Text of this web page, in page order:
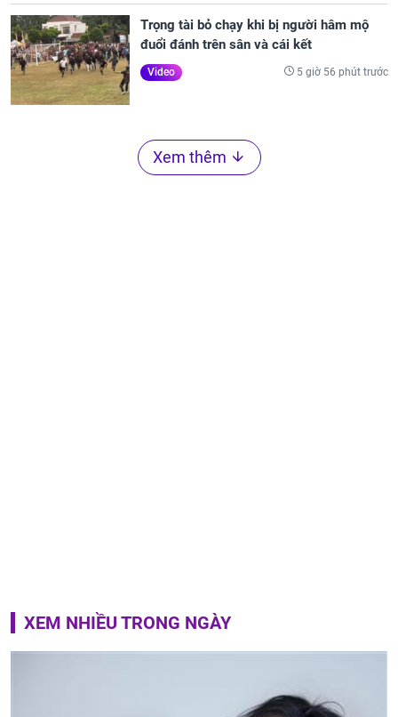
Trọng tài bỏ chạy khi bị người hâm mộ
đuổi đánh trên sân và cái kết
Video 5 giờ 56 phút trước
Xem thêm
XEM NHIỀU TRONG NGÀY